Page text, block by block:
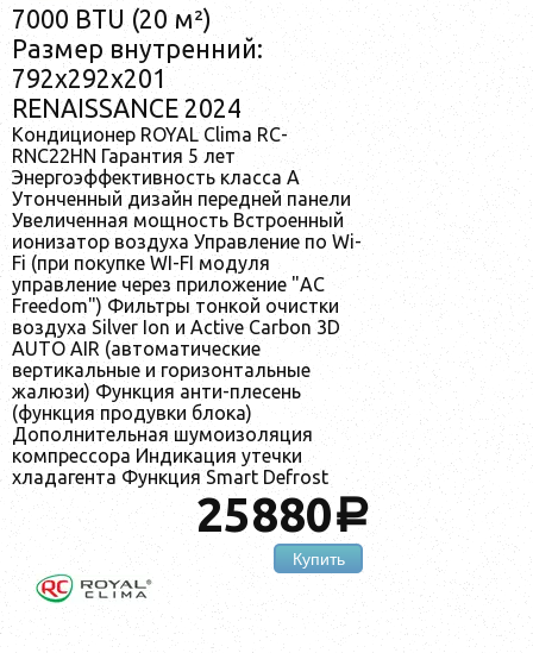
7000 BTU (20 м²)
Размер внутренний:
792x292x201
RENAISSANCE 2024
Кондиционер ROYAL Clima RC-
RNC22HN Гарантия 5 лет
Энергоэффективность класса А
Утонченный дизайн передней панели
Увеличенная мощность Встроенный
ионизатор воздуха Управление по Wi-
Fi (при покупке WI-FI модуля
управление через приложение "AC
Freedom") Фильтры тонкой очистки
воздуха Silver Ion и Active Carbon 3D
AUTO AIR (автоматические
вертикальные и горизонтальные
жалюзи) Функция анти-плесень
(функция продувки блока)
Дополнительная шумоизоляция
компрессора Индикация утечки
хладагента Функция Smart Defrost
25880a
Купить